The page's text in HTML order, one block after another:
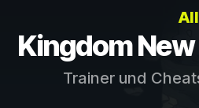
Kingdom
Trainer und